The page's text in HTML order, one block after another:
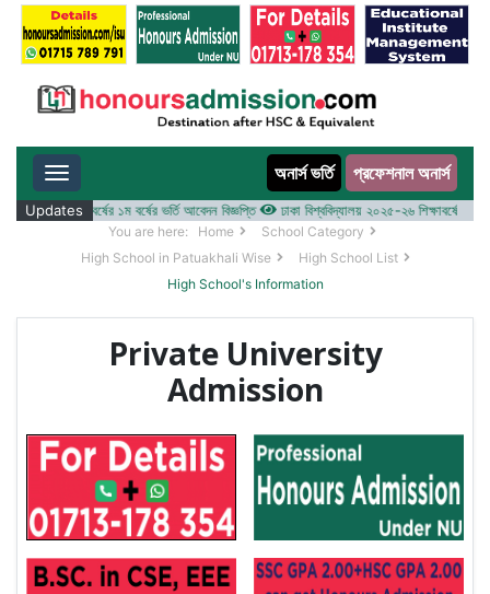
Toggle navigation অনার্স ভর্তি প্রফেশনাল অনার্স
Updates
২৬ শিক্ষাবর্ষের ১ম বর্ষের ভর্তি আবেদন বিজ্ঞপ্তি ঢাকা বিশ্ববিদ্যালয় ২০২৫-২৬ শিক্ষাবর্ষে
You are here: Home
School Category
High School in Patuakhali Wise
High School List
High School's Information
Private University
Admission